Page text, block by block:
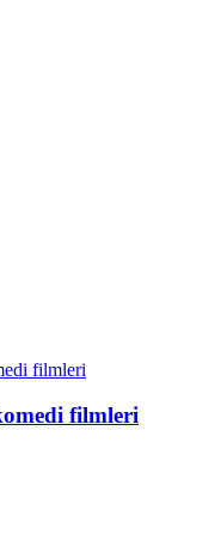
filmleri
filmleri